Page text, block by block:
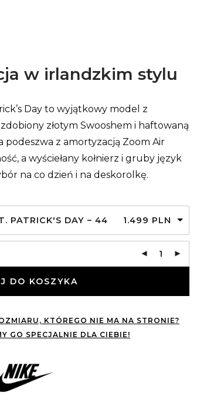
w irlandzkim stylu
Day to wyjątkowy model z
złotym Swooshem i haftowaną
podeszwa z amortyzacją Zoom Air
a wyściełany kołnierz i gruby język
na co dzień i na deskorolkę.
PATRICK'S DAY – 44 1.499 PLN
DO KOSZYKA
KTÓREGO NIE MA NA STRONIE?
GO SPECJALNIE DLA CIEBIE!